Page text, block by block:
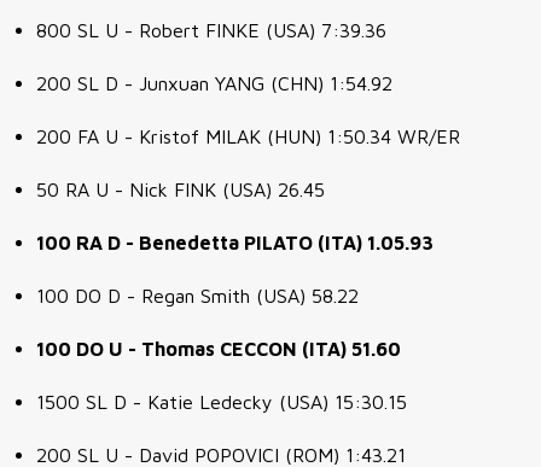
800 SL U - Robert FINKE (USA) 7:39.36
200 SL D - Junxuan YANG (CHN) 1:54.92
200 FA U - Kristof MILAK (HUN) 1:50.34 WR/ER
50 RA U - Nick FINK (USA) 26.45
100 RA D - Benedetta PILATO (ITA) 1.05.93
100 DO D - Regan Smith (USA) 58.22
100 DO U - Thomas CECCON (ITA) 51.60
1500 SL D - Katie Ledecky (USA) 15:30.15
200 SL U - David POPOVICI (ROM) 1:43.21